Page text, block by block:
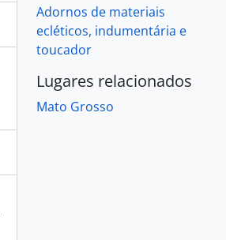
Adornos de materiais
ecléticos, indumentária e
toucador
Lugares relacionados
Mato Grosso